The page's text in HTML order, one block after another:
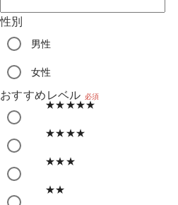
性別
男性
女性
おすすめレベル 必須
★★★★★
★★★★
★★★
★★